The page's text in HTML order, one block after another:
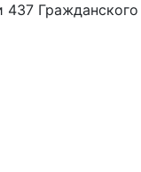
Гражданского